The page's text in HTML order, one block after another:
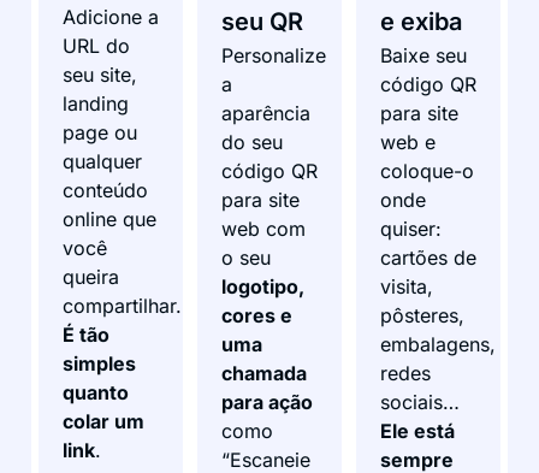
Adicione a
URL do
seu site,
landing
page ou
qualquer
conteúdo
online que
você
queira
compartilhar.
É tão
simples
quanto
colar um
link.
seu QR
Personalize
a
aparência
do seu
código QR
para site
web com
o seu
logotipo,
cores e
uma
chamada
para ação
como
“Escaneie
e exiba
Baixe seu
código QR
para site
web e
coloque-o
onde
quiser:
cartões de
visita,
pôsteres,
embalagens,
redes
sociais…
Ele está
sempre